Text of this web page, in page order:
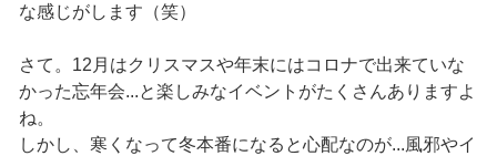
な感じがします（笑）
さて。12月はクリスマスや年末にはコロナで出来ていな
かった忘年会...と楽しみなイベントがたくさんありますよ
ね。
しかし、寒くなって冬本番になると心配なのが...風邪やイ